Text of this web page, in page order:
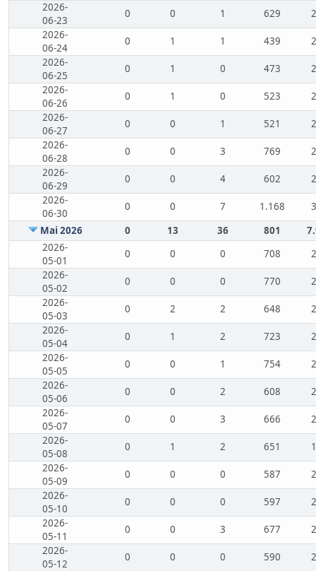
2026-
06-23
0 0 1 629
2026-
06-24
0 1 1 439
2026-
06-25
0 1 0 473
2026-
06-26
0 1 0 523
2026-
06-27
0 0 1 521
2026-
06-28
0 0 3 769
2026-
06-29
0 0 4 602
2026-
06-30
0 0 7 1.168
Mai 2026
0 13 36 801
2026-
05-01
0 0 0 708
2026-
05-02
0 0 0 770
2026-
05-03
0 2 2 648
2026-
05-04
0 1 2 723
2026-
05-05
0 0 1 754
2026-
05-06
0 0 2 608
2026-
05-07
0 0 3 666
2026-
05-08
0 1 2 651
2026-
05-09
0 0 0 587
2026-
05-10
0 0 0 597
2026-
05-11
0 0 3 677
2026-
05-12
0 0 0 590